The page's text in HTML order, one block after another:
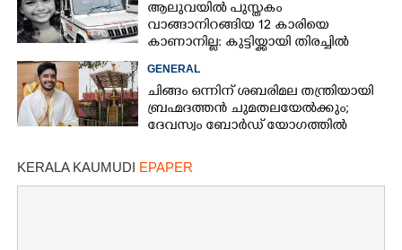
ആലുവയിൽ പുസ്തകം
വാങ്ങാനിറങ്ങിയ 12 കാരിയെ
കാണാനില്ല: കുട്ടിയ്ക്കായി തിരച്ചിൽ
GENERAL
ചിങ്ങം ഒന്നിന് ശബരിമല തന്ത്രിയായി
ബ്രഹ്മദത്തൻ ചുമതലയേൽക്കും;
ദേവസ്വം ബോർഡ് യോഗത്തിൽ
KERALA KAUMUDI EPAPER